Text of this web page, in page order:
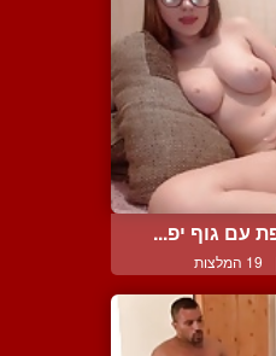
עם גוף יפ...
19 המלצות